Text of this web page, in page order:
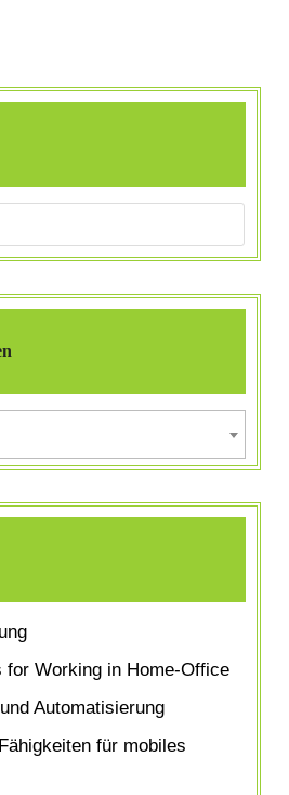
for Working in Home-Office
Automatisierung
für mobiles